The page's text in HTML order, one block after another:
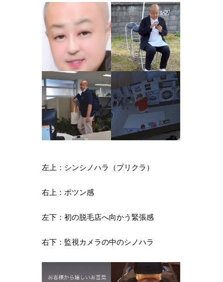
左上：シンシノハラ（プリクラ）
右上：ポツン感
左下：初の脱毛店へ向かう緊張感
右下：監視カメラの中のシノハラ